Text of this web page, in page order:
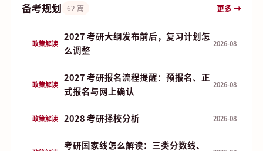
备考规划 62 篇 更多 →
政策解读
2027 考研大纲发布前后，复习计划怎
么调整
2026-08
政策解读
2027 考研报名流程提醒：预报名、正
式报名与网上确认
2026-08
政策解读 2028 考研择校分析 2026-08
考研国家线怎么解读：三类分数线、